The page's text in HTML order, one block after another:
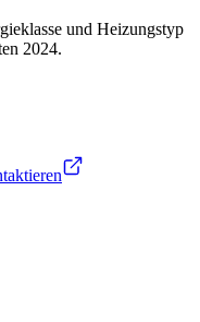
und Heizungstyp
2024.